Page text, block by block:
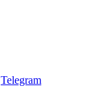
Telegram